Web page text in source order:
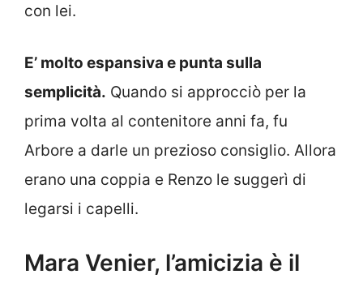
con lei.
E’ molto espansiva e punta sulla
semplicità. Quando si approcciò per la
prima volta al contenitore anni fa, fu
Arbore a darle un prezioso consiglio. Allora
erano una coppia e Renzo le suggerì di
legarsi i capelli.
Mara Venier, l’amicizia è il